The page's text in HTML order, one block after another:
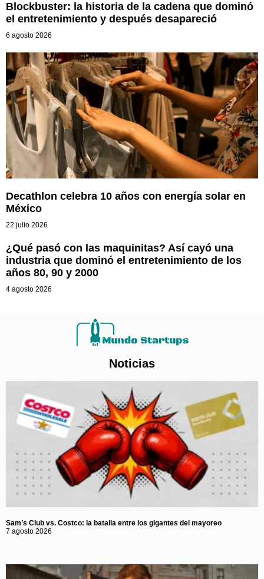
Blockbuster: la historia de la cadena que dominó
el entretenimiento y después desapareció
6 agosto 2026
Decathlon celebra 10 años con energía solar en
México
22 julio 2026
¿Qué pasó con las maquinitas? Así cayó una
industria que dominó el entretenimiento de los
años 80, 90 y 2000
4 agosto 2026
Noticias
Sam’s Club vs. Costco: la batalla entre los gigantes del mayoreo
7 agosto 2026